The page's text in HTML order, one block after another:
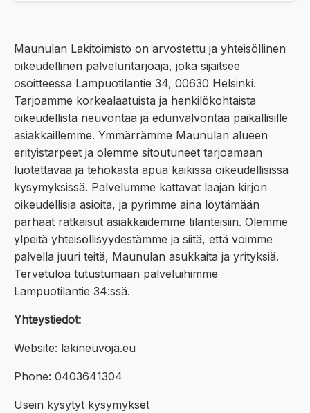
Maunulan Lakitoimisto on arvostettu ja yhteisöllinen
oikeudellinen palveluntarjoaja, joka sijaitsee
osoitteessa Lampuotilantie 34, 00630 Helsinki.
Tarjoamme korkealaatuista ja henkilökohtaista
oikeudellista neuvontaa ja edunvalvontaa paikallisille
asiakkaillemme. Ymmärrämme Maunulan alueen
erityistarpeet ja olemme sitoutuneet tarjoamaan
luotettavaa ja tehokasta apua kaikissa oikeudellisissa
kysymyksissä. Palvelumme kattavat laajan kirjon
oikeudellisia asioita, ja pyrimme aina löytämään
parhaat ratkaisut asiakkaidemme tilanteisiin. Olemme
ylpeitä yhteisöllisyydestämme ja siitä, että voimme
palvella juuri teitä, Maunulan asukkaita ja yrityksiä.
Tervetuloa tutustumaan palveluihimme
Lampuotilantie 34:ssä.
Yhteystiedot:
Website: lakineuvoja.eu
Phone: 0403641304
Usein kysytyt kysymykset